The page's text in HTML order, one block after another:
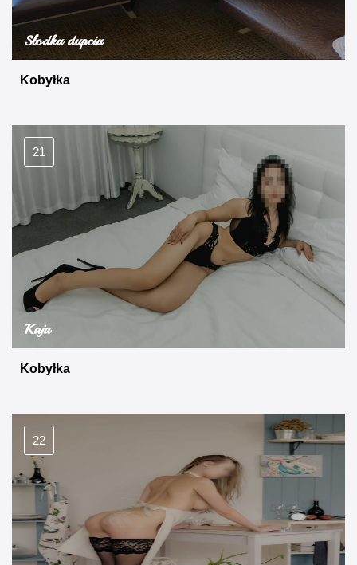
Słodka dupcia
Kobyłka
21
Kaja
Kobyłka
22